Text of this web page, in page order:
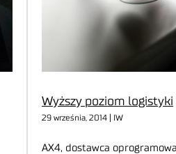
Wyższy poziom logistyki
29 września, 2014 | IW
AX4, dostawca